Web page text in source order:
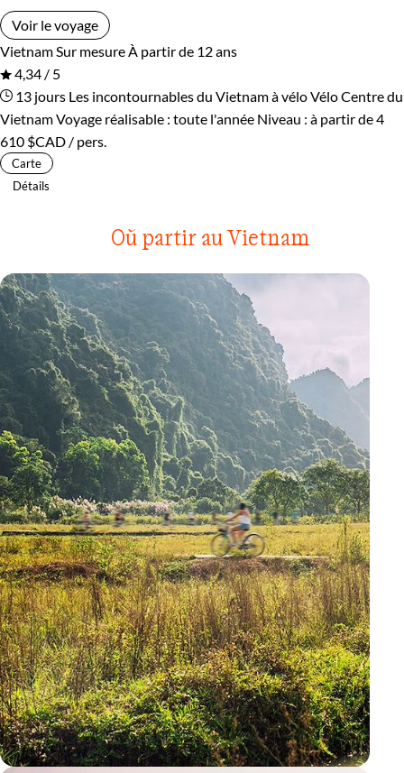
Voir le voyage
Vietnam Sur mesure À partir de 12 ans
4,34 / 5
13 jours Les incontournables du Vietnam à véloVélo Centre du
VietnamVoyage réalisable : toute l'année Niveau : à partir de4
610 $CAD / pers.
Carte
Détails
Où partir au Vietnam